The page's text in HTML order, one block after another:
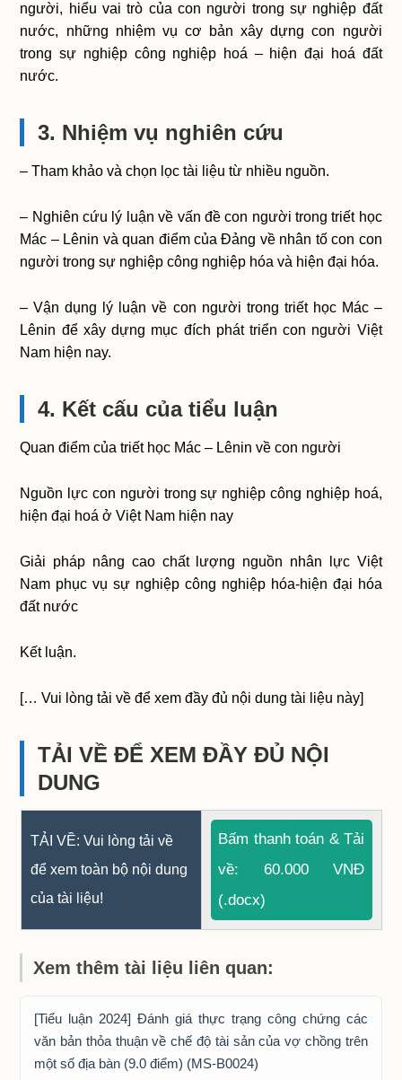
người, hiểu vai trò của con người trong sự nghiệp đất
nước, những nhiệm vụ cơ bản xây dựng con người
trong sự nghiệp công nghiệp hoá – hiện đại hoá đất
nước.
3. Nhiệm vụ nghiên cứu
– Tham khảo và chọn lọc tài liệu từ nhiều nguồn.
– Nghiên cứu lý luận về vấn đề con người trong triết học
Mác – Lênin và quan điểm của Đảng về nhân tố con con
người trong sự nghiệp công nghiệp hóa và hiện đại hóa.
– Vận dụng lý luận về con người trong triết học Mác –
Lênin để xây dựng mục đích phát triển con người Việt
Nam hiện nay.
4. Kết cấu của tiểu luận
Quan điểm của triết học Mác – Lênin về con người
Nguồn lực con người trong sự nghiệp công nghiệp hoá,
hiện đại hoá ở Việt Nam hiện nay
Giải pháp nâng cao chất lượng nguồn nhân lực Việt
Nam phục vụ sự nghiệp công nghiệp hóa-hiện đại hóa
đất nước
Kết luận.
[… Vui lòng tải về để xem đầy đủ nội dung tài liệu này]
TẢI VỀ ĐỂ XEM ĐẦY ĐỦ NỘI
DUNG
TẢI VỀ: Vui lòng tải về
để xem toàn bộ nội dung
của tài liệu!
Bấm thanh toán & Tải
về: 60.000 VNĐ
(.docx)
Xem thêm tài liệu liên quan:
[Tiểu luận 2024] Đánh giá thực trạng công chứng các
văn bản thỏa thuận về chế độ tài sản của vợ chồng trên
một số địa bàn (9.0 điểm) (MS-B0024)